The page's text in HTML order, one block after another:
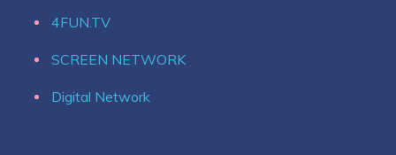
4FUN.TV
SCREEN NETWORK
Digital Network